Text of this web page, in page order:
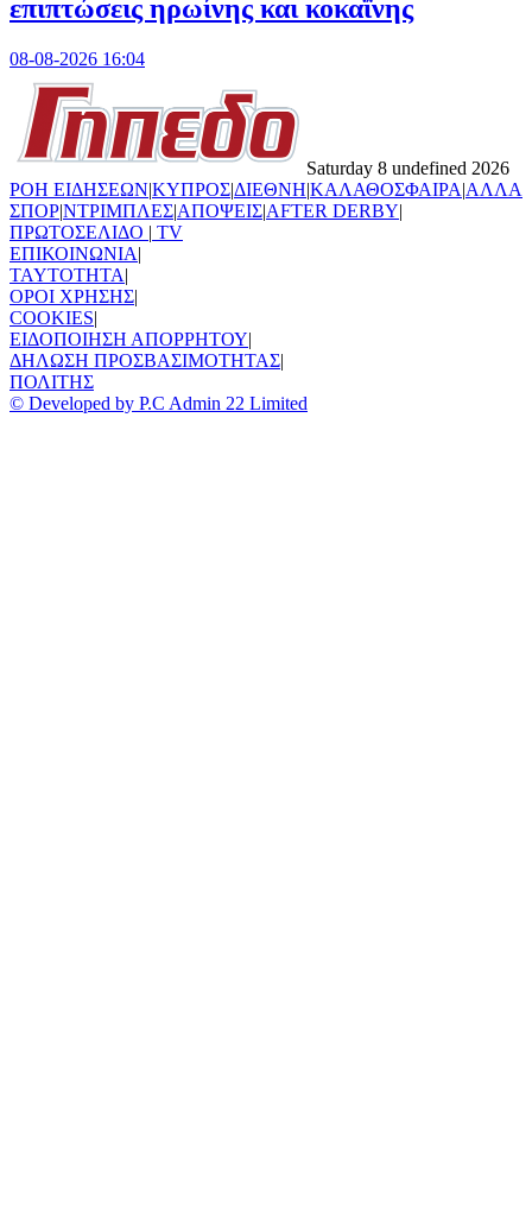
επιπτώσεις ηρωίνης και κοκαΐνης
08-08-2026 16:04
Saturday 8 undefined 2026
ΡΟΗ ΕΙΔΗΣΕΩΝ|ΚΥΠΡΟΣ|ΔΙΕΘΝΗ|ΚΑΛΑΘΟΣΦΑΙΡΑ|ΑΛΛΑ
ΣΠΟΡ|ΝΤΡΙΜΠΛΕΣ|ΑΠΟΨΕΙΣ|AFTER DERBY|
ΠΡΩΤΟΣΕΛΙΔΟ | TV
ΕΠΙΚΟΙΝΩΝΙΑ|
TAYTOTHTA|
ΟΡΟΙ ΧΡΗΣΗΣ|
COOKIES|
ΕΙΔΟΠΟΙΗΣΗ ΑΠΟΡΡΗΤΟΥ|
ΔΗΛΩΣΗ ΠΡΟΣΒΑΣΙΜΟΤΗΤΑΣ|
ΠΟΛΙΤΗΣ
© Developed by P.C Admin 22 Limited